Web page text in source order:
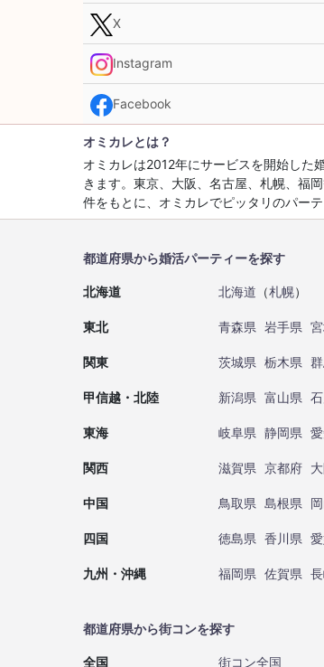
X
Instagram
Facebook
オミカレとは？
オミカレは2012年にサービスを開始した
きます。東京、大阪、名古屋、札幌、福
件をもとに、オミカレでピッタリのパー
都道府県から婚活パーティーを探す
北海道 北海道 （札幌）
東北 青森県 岩手県
関東 茨城県 栃木県
甲信越・北陸 新潟県 富山県
東海 岐阜県 静岡県
関西 滋賀県 京都府
中国 鳥取県 島根県
四国 徳島県 香川県
九州・沖縄 福岡県 佐賀県
都道府県から街コンを探す
全国 街コン全国